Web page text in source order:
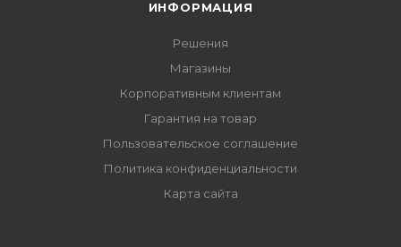
ИНФОРМАЦИЯ
Решения
Магазины
Корпоративным клиентам
Гарантия на товар
Пользовательское соглашение
Политика конфиденциальности
Карта сайта